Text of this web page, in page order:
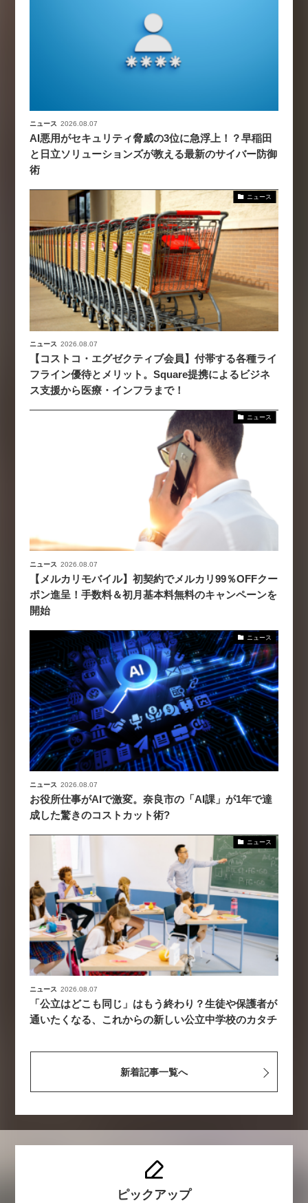
ニュース 2026.08.07
AI悪用がセキュリティ脅威の3位に急浮上！？早稲田
と日立ソリューションズが教える最新のサイバー防御
術
ニュース
ニュース 2026.08.07
【コストコ・エグゼクティブ会員】付帯する各種ライ
フライン優待とメリット。Square提携によるビジネ
ス支援から医療・インフラまで！
ニュース
ニュース 2026.08.07
【メルカリモバイル】初契約でメルカリ99％OFFクー
ポン進呈！手数料＆初月基本料無料のキャンペーンを
開始
ニュース
ニュース 2026.08.07
お役所仕事がAIで激変。奈良市の「AI課」が1年で達
成した驚きのコストカット術?
ニュース
ニュース 2026.08.07
「公立はどこも同じ」はもう終わり？生徒や保護者が
通いたくなる、これからの新しい公立中学校のカタチ
新着記事一覧へ
ピックアップ